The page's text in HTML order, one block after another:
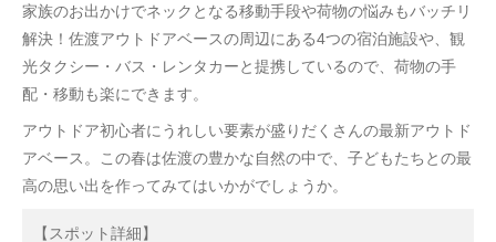
家族のお出かけでネックとなる移動手段や荷物の悩みもバッチリ
解決！佐渡アウトドアベースの周辺にある4つの宿泊施設や、観
光タクシー・バス・レンタカーと提携しているので、荷物の手
配・移動も楽にできます。
アウトドア初心者にうれしい要素が盛りだくさんの最新アウトド
アベース。この春は佐渡の豊かな自然の中で、子どもたちとの最
高の思い出を作ってみてはいかがでしょうか。
【スポット詳細】